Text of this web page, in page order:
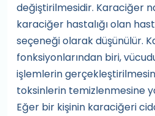
değiştirilmesidir. Karaciğer
karaciğer hastalığı olan
seçeneği olarak düşünülür.
fonksiyonlarından biri,
işlemlerin
toksinlerin temizlenmesine
Eğer bir kişinin karaciğeri